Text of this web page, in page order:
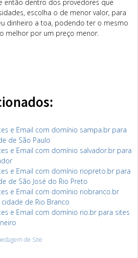
então dentro dos provedores que
escolha o de menor valor, para
dinheiro a toa, podendo ter o mesmo
melhor por um preço menor.
e Email com domínio sampa.br para
de São Paulo
e Email com domínio salvador.br para
e Email com domínio riopreto.br para
de São José do Rio Preto
e Email com domínio riobranco.br
de Rio Branco
e Email com domínio rio.br para sites
de Site